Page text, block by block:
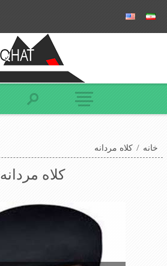
خانه / کلاه مردانه
کلاه مردانه